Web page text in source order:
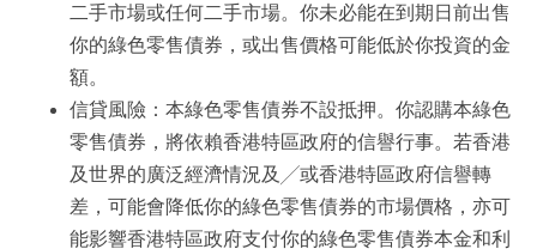
二手市場或任何二手市場。你未必能在到期日前出售
你的綠色零售債券，或出售價格可能低於你投資的金
額。
信貸風險：本綠色零售債券不設抵押。你認購本綠色
零售債券，將依賴香港特區政府的信譽行事。若香港
及世界的廣泛經濟情況及╱或香港特區政府信譽轉
差，可能會降低你的綠色零售債券的市場價格，亦可
能影響香港特區政府支付你的綠色零售債券本金和利